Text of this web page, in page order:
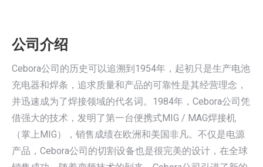
公司介绍
Cebora公司的历史可以追溯到1954年，起初只是生产电池
充电器和焊条，追求质量和产品的可靠性是其经营理念，
并迅速成为了焊接领域的代名词。1984年，Cebora公司凭
借强大的技术，发明了第一台便携式MIG / MAG焊接机
（掌上MIG），销售成绩在欧洲和美国非凡。不仅是电源
产品，Cebora公司的切割设备也是很完美的设计，在全球